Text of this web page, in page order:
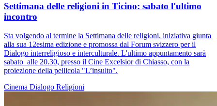
Settimana delle religioni in Ticino: sabato l'ultimo
incontro
Sta volgendo al termine la Settimana delle religioni, iniziativa giunta
alla sua 12esima edizione e promossa dal Forum svizzero per il
Dialogo interreligioso e interculturale. L'ultimo appuntamento sarà
sabato alle 20.30, presso il Cine Excelsior di Chiasso, con la
proiezione della pellicola "L’insulto".
Cinema Dialogo Religioni